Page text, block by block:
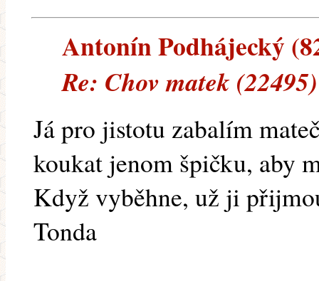
Antonín Podhájecký
Re: Chov matek (22495)
Já pro jistotu zabalím
koukat jenom špičku, aby
Když vyběhne, už ji
Tonda